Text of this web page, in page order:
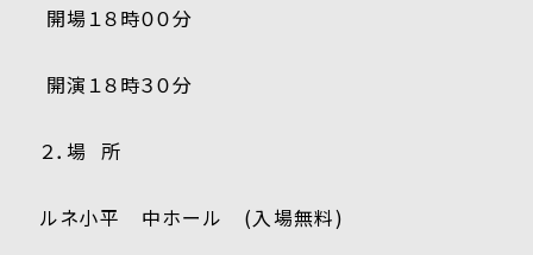
開場１８時００分
開演１８時３０分
２．場 所
ルネ小平 中ホール (入場無料)